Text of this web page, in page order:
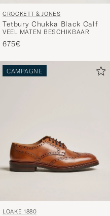
CROCKETT & JONES
Tetbury Chukka Black Calf
VEEL MATEN BESCHIKBAAR
675€
CAMPAGNE
LOAKE 1880